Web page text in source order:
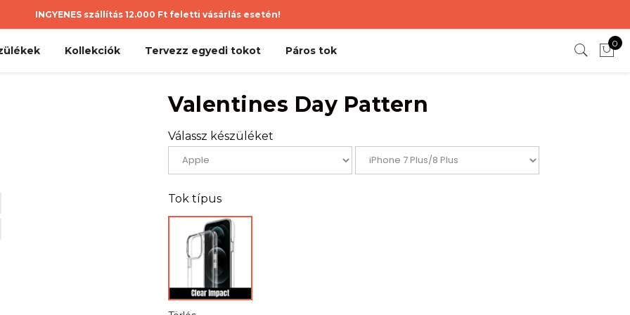
INGYENES szállítás 12.000 Ft feletti vásárlás esetén!
Kollekciók Tervezz egyedi tokot Páros tok
0
Valentines Day Pattern
Válassz készüléket
Tok típus